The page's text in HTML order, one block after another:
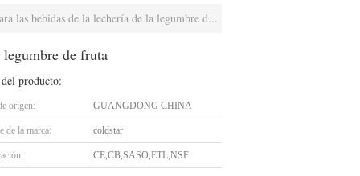
bebidas de la lechería de la legumbre de fruta
de fruta
producto:
origen: GUANGDONG CHINA
de la marca: coldstar
CE,CB,SASO,ETL,NSF